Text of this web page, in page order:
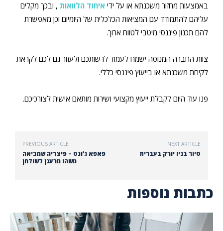
באמצעות מחזור משכנתא או על ידי איחוד הלוואות , ובכך מקלים
עליהם להתמודד עם המציאות הכלכלית של היומיום וכן מאפשרת
להם תכנון פיננסי מיטבי לטווח ארוך.
צוות החברה המנוסה ישמח לעמוד לרשותכם ולעזור גם לכם לקראת
לקיחת משכנתא או בייעוץ פיננסי כללי.
פנו עוד היום לקבלת ייעוץ מקצועי ושירות מותאם אישית לצורכיכם.
PREVIOUS ARTICLE
פאפא ג’ונס – פיצריה שמביאה
משהו מרענן לשולחן
NEXT ARTICLE
סיור בניו יורק בעברית
כתבות נוספות